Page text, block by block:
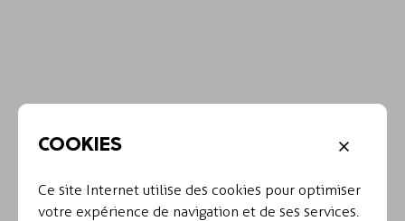
COOKIES
Ce site Internet utilise des cookies pour optimiser
votre expérience de navigation et de ses services.